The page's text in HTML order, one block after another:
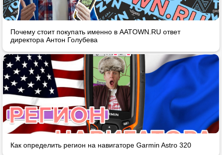
Почему стоит покупать именно в AATOWN.RU ответ
директора Антон Голубева
Как определить регион на навигаторе Garmin Astro 320